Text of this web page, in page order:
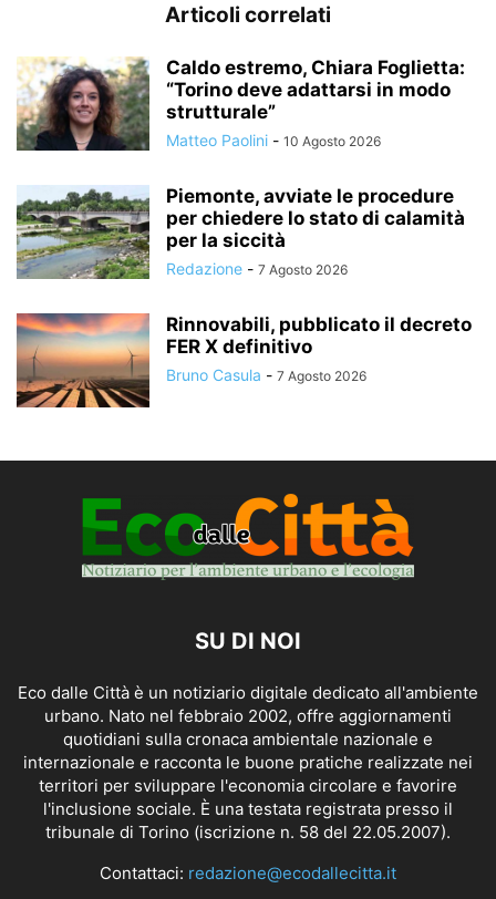
Articoli correlati
Caldo estremo, Chiara Foglietta:
“Torino deve adattarsi in modo
strutturale”
Matteo Paolini - 10 Agosto 2026
Piemonte, avviate le procedure
per chiedere lo stato di calamità
per la siccità
Redazione - 7 Agosto 2026
Rinnovabili, pubblicato il decreto
FER X definitivo
Bruno Casula - 7 Agosto 2026
SU DI NOI
Eco dalle Città è un notiziario digitale dedicato all'ambiente
urbano. Nato nel febbraio 2002, offre aggiornamenti
quotidiani sulla cronaca ambientale nazionale e
internazionale e racconta le buone pratiche realizzate nei
territori per sviluppare l'economia circolare e favorire
l'inclusione sociale. È una testata registrata presso il
tribunale di Torino (iscrizione n. 58 del 22.05.2007).
Contattaci: redazione@ecodallecitta.it